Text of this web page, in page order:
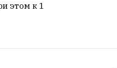
этом к 1